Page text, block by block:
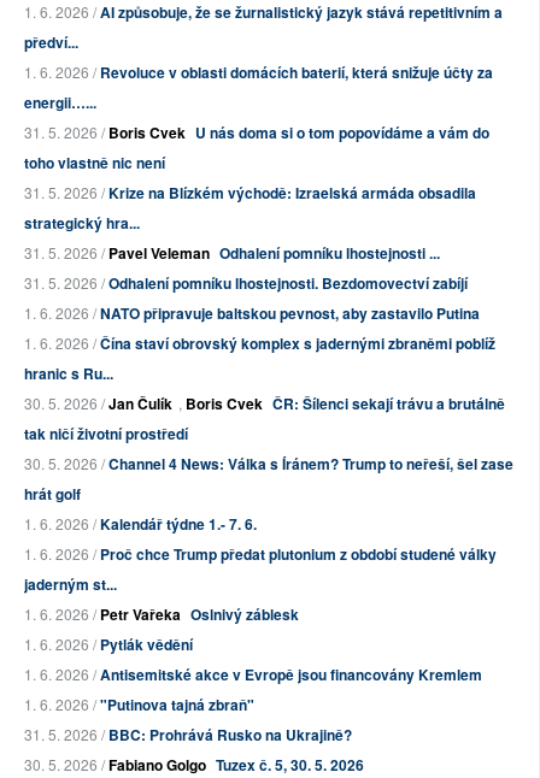
1. 6. 2026 /AI způsobuje, že se žurnalistický jazyk stává repetitivním a
předví...
1. 6. 2026 /Revoluce v oblasti domácích baterií, která snižuje účty za
energii…...
31. 5. 2026 /Boris Cvek U nás doma si o tom popovídáme a vám do
toho vlastně nic není
31. 5. 2026 /Krize na Blízkém východě: Izraelská armáda obsadila
strategický hra...
31. 5. 2026 /Pavel Veleman Odhalení pomníku lhostejnosti ...
31. 5. 2026 /Odhalení pomníku lhostejnosti. Bezdomovectví zabíjí
1. 6. 2026 /NATO připravuje baltskou pevnost, aby zastavilo Putina
1. 6. 2026 /Čína staví obrovský komplex s jadernými zbraněmi poblíž
hranic s Ru...
30. 5. 2026 /Jan Čulík , Boris Cvek ČR: Šílenci sekají trávu a brutálně
tak ničí životní prostředí
30. 5. 2026 /Channel 4 News: Válka s Íránem? Trump to neřeší, šel zase
hrát golf
1. 6. 2026 /Kalendář týdne 1.- 7. 6.
1. 6. 2026 /Proč chce Trump předat plutonium z období studené války
jaderným st...
1. 6. 2026 /Petr Vařeka Oslnivý záblesk
1. 6. 2026 /Pytlák vědění
1. 6. 2026 /Antisemitské akce v Evropě jsou financovány Kremlem
1. 6. 2026 /"Putinova tajná zbraň"
31. 5. 2026 /BBC: Prohrává Rusko na Ukrajině?
30. 5. 2026 /Fabiano Golgo Tuzex č. 5, 30. 5. 2026